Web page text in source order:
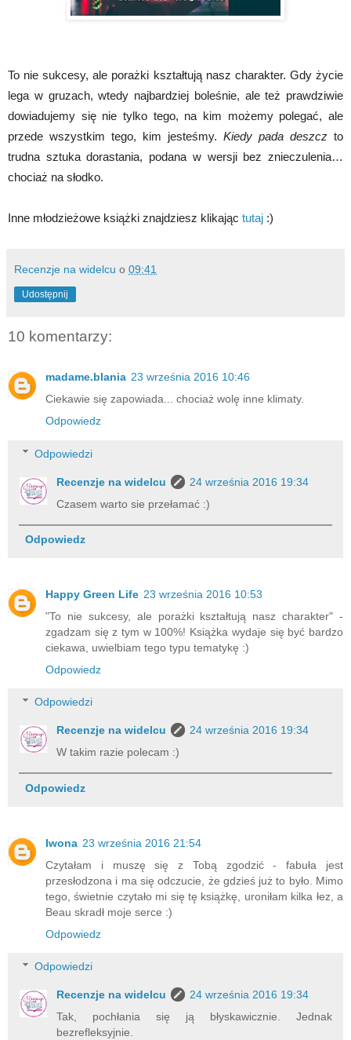
To nie sukcesy, ale porażki kształtują nasz charakter. Gdy życie
lega w gruzach, wtedy najbardziej boleśnie, ale też prawdziwie
dowiadujemy się nie tylko tego, na kim możemy polegać, ale
przede wszystkim tego, kim jesteśmy. Kiedy pada deszcz to
trudna sztuka dorastania, podana w wersji bez znieczulenia…
chociaż na słodko.
Inne młodzieżowe książki znajdziesz klikając tutaj :)
Recenzje na widelcu o 09:41
Udostępnij
10 komentarzy:
madame.blania 23 września 2016 10:46
Ciekawie się zapowiada... chociaż wolę inne klimaty.
Odpowiedz
Odpowiedzi
Recenzje na widelcu
24 września 2016 19:34
Czasem warto sie przełamać :)
Odpowiedz
Happy Green Life 23 września 2016 10:53
"To nie sukcesy, ale porażki kształtują nasz charakter" -
zgadzam się z tym w 100%! Książka wydaje się być bardzo
ciekawa, uwielbiam tego typu tematykę :)
Odpowiedz
Odpowiedzi
Recenzje na widelcu
24 września 2016 19:34
W takim razie polecam :)
Odpowiedz
Iwona 23 września 2016 21:54
Czytałam i muszę się z Tobą zgodzić - fabuła jest
przesłodzona i ma się odczucie, że gdzieś już to było. Mimo
tego, świetnie czytało mi się tę książkę, uroniłam kilka łez, a
Beau skradł moje serce :)
Odpowiedz
Odpowiedzi
Recenzje na widelcu
24 września 2016 19:34
Tak, pochłania się ją błyskawicznie. Jednak
bezrefleksyjnie.